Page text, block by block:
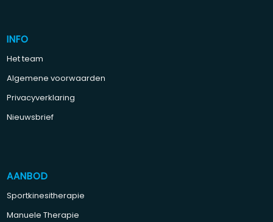
INFO
Het team
Algemene voorwaarden
Privacyverklaring
Nieuwsbrief
AANBOD
Sportkinesitherapie
Manuele Therapie